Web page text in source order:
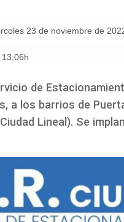
23 de noviembre de
de
a los barrios de
Lineal). Se